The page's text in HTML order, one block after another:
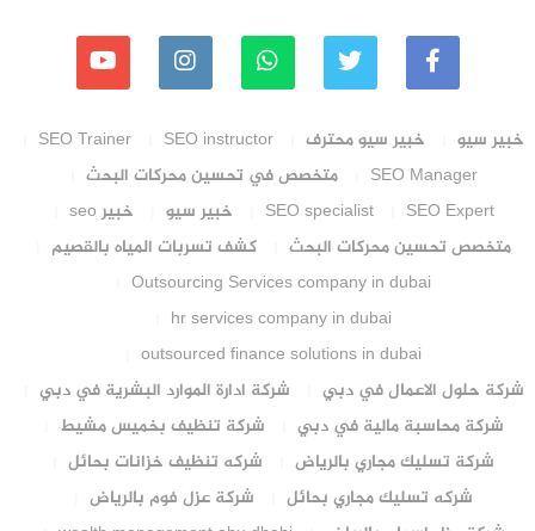
خبير سيو خبير سيو محترف SEO instructor
SEO Trainer
SEO Manager
متخصص في تحسين محركات البحث
SEO Expert
SEO specialist خبير سيو
خبير seo
متخصص تحسين محركات البحث
كشف تسربات المياه بالقصيم
Outsourcing Services company in dubai
hr services company in dubai
outsourced finance solutions in dubai
شركة حلول الاعمال في دبي
شركة ادارة الموارد البشرية في دبي
شركة محاسبة مالية في دبي
شركة تنظيف بخميس مشيط
شركة تسليك مجاري بالرياض
شركه تنظيف خزانات بحائل
شركه تسليك مجاري بحائل
شركة عزل فوم بالرياض